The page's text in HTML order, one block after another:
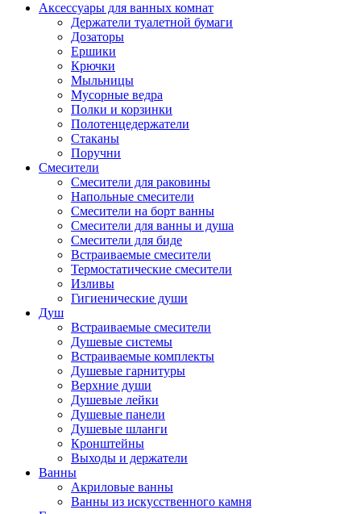
Аксессуары для ванных комнат
Держатели туалетной бумаги
Дозаторы
Ершики
Крючки
Мыльницы
Мусорные ведра
Полки и корзинки
Полотенцедержатели
Стаканы
Поручни
Смесители
Смесители для раковины
Напольные смесители
Смесители на борт ванны
Смесители для ванны и душа
Смесители для биде
Встраиваемые смесители
Термостатические смесители
Изливы
Гигиенические души
Душ
Встраиваемые смесители
Душевые системы
Встраиваемые комплекты
Душевые гарнитуры
Верхние души
Душевые лейки
Душевые панели
Душевые шланги
Кронштейны
Выходы и держатели
Ванны
Акриловые ванны
Ванны из искусственного камня